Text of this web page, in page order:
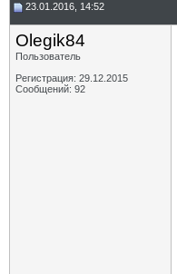
23.01.2016, 14:52
Olegik84
Пользователь
Регистрация: 29.12.2015
Сообщений: 92